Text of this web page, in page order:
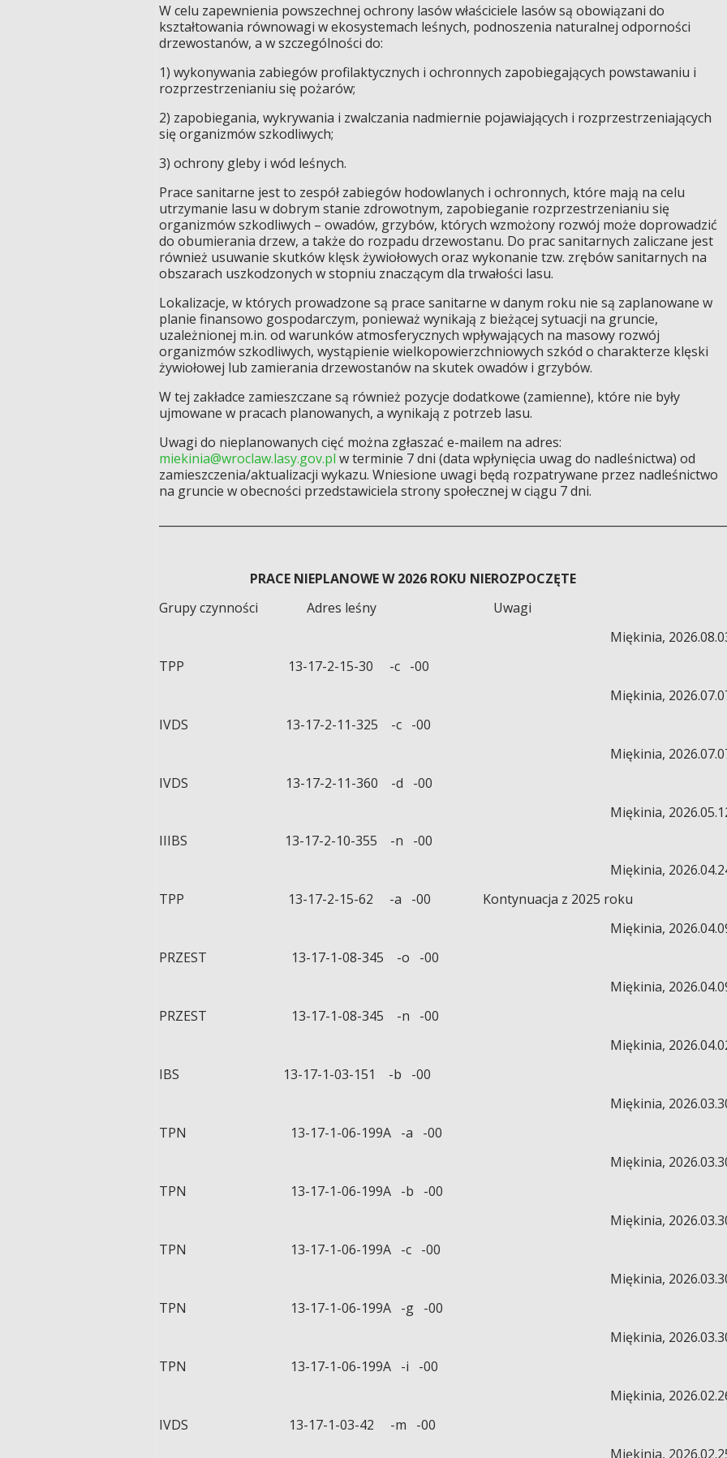
W celu zapewnienia powszechnej ochrony lasów właściciele lasów są obowiązani do
kształtowania równowagi w ekosystemach leśnych, podnoszenia naturalnej odporności
drzewostanów, a w szczególności do:
1) wykonywania zabiegów profilaktycznych i ochronnych zapobiegających powstawaniu i
rozprzestrzenianiu się pożarów;
2) zapobiegania, wykrywania i zwalczania nadmiernie pojawiających i rozprzestrzeniających
się organizmów szkodliwych;
3) ochrony gleby i wód leśnych.
Prace sanitarne jest to zespół zabiegów hodowlanych i ochronnych, które mają na celu
utrzymanie lasu w dobrym stanie zdrowotnym, zapobieganie rozprzestrzenianiu się
organizmów szkodliwych – owadów, grzybów, których wzmożony rozwój może doprowadzić
do obumierania drzew, a także do rozpadu drzewostanu. Do prac sanitarnych zaliczane jest
również usuwanie skutków klęsk żywiołowych oraz wykonanie tzw. zrębów sanitarnych na
obszarach uszkodzonych w stopniu znaczącym dla trwałości lasu.
Lokalizacje, w których prowadzone są prace sanitarne w danym roku nie są zaplanowane w
planie finansowo gospodarczym, ponieważ wynikają z bieżącej sytuacji na gruncie,
uzależnionej m.in. od warunków atmosferycznych wpływających na masowy rozwój
organizmów szkodliwych, wystąpienie wielkopowierzchniowych szkód o charakterze klęski
żywiołowej lub zamierania drzewostanów na skutek owadów i grzybów.
W tej zakładce zamieszczane są również pozycje dodatkowe (zamienne), które nie były
ujmowane w pracach planowanych, a wynikają z potrzeb lasu.
Uwagi do nieplanowanych cięć można zgłaszać e-mailem na adres:
miekinia@wroclaw.lasy.gov.pl w terminie 7 dni (data wpłynięcia uwag do nadleśnictwa) od
zamieszczenia/aktualizacji wykazu. Wniesione uwagi będą rozpatrywane przez nadleśnictwo
na gruncie w obecności przedstawiciela strony społecznej w ciągu 7 dni.
PRACE NIEPLANOWE W 2026 ROKU NIEROZPOCZĘTE
Grupy czynności Adres leśny Uwagi
Miękinia,
TPP 13-17-2-15-30 -c -00
Miękinia,
IVDS 13-17-2-11-325 -c -00
Miękinia,
IVDS 13-17-2-11-360 -d -00
Miękinia,
IIIBS 13-17-2-10-355 -n -00
Miękinia,
TPP 13-17-2-15-62 -a -00 Kontynuacja z 2025 roku
Miękinia,
PRZEST 13-17-1-08-345 -o -00
Miękinia,
PRZEST 13-17-1-08-345 -n -00
Miękinia,
IBS 13-17-1-03-151 -b -00
Miękinia,
TPN 13-17-1-06-199A -a -00
Miękinia,
TPN 13-17-1-06-199A -b -00
Miękinia,
TPN 13-17-1-06-199A -c -00
Miękinia,
TPN 13-17-1-06-199A -g -00
Miękinia,
TPN 13-17-1-06-199A -i -00
Miękinia,
IVDS 13-17-1-03-42 -m -00
Miękinia,